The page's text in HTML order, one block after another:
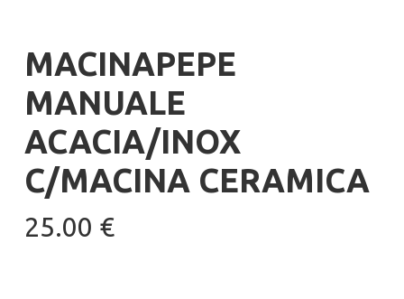
MACINAPEPE
MANUALE
ACACIA/INOX
C/MACINA CERAMICA
25.00 €